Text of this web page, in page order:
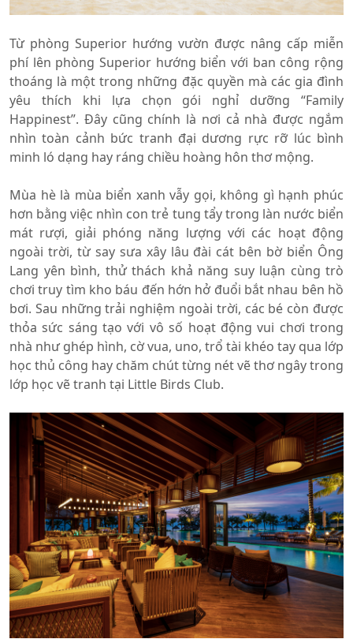
Từ phòng Superior hướng vườn được nâng cấp miễn
phí lên phòng Superior hướng biển với ban công rộng
thoáng là một trong những đặc quyền mà các gia đình
yêu thích khi lựa chọn gói nghỉ dưỡng “Family
Happinest”. Đây cũng chính là nơi cả nhà được ngắm
nhìn toàn cảnh bức tranh đại dương rực rỡ lúc bình
minh ló dạng hay ráng chiều hoàng hôn thơ mộng.
Mùa hè là mùa biển xanh vẫy gọi, không gì hạnh phúc
hơn bằng việc nhìn con trẻ tung tẩy trong làn nước biển
mát rượi, giải phóng năng lượng với các hoạt động
ngoài trời, từ say sưa xây lâu đài cát bên bờ biển Ông
Lang yên bình, thử thách khả năng suy luận cùng trò
chơi truy tìm kho báu đến hớn hở đuổi bắt nhau bên hồ
bơi. Sau những trải nghiệm ngoài trời, các bé còn được
thỏa sức sáng tạo với vô số hoạt động vui chơi trong
nhà như ghép hình, cờ vua, uno, trổ tài khéo tay qua lớp
học thủ công hay chăm chút từng nét vẽ thơ ngây trong
lớp học vẽ tranh tại Little Birds Club.